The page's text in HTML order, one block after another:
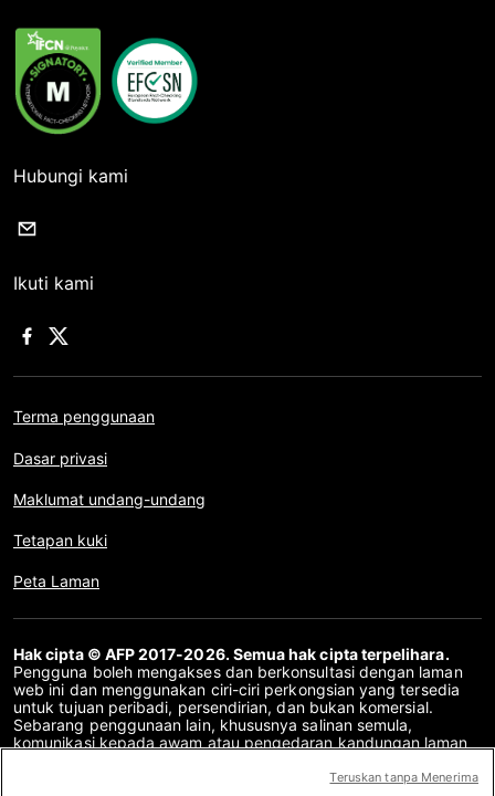
Hubungi kami
Ikuti kami
Terma penggunaan
Dasar privasi
Maklumat undang-undang
Tetapan kuki
Peta Laman
Hak cipta © AFP 2017-2026. Semua hak cipta terpelihara.
Pengguna boleh mengakses dan berkonsultasi dengan laman
web ini dan menggunakan ciri-ciri perkongsian yang tersedia
untuk tujuan peribadi, persendirian, dan bukan komersial.
Sebarang penggunaan lain, khususnya salinan semula,
komunikasi kepada awam atau pengedaran kandungan laman
sebarang tujuan lain dan/atau dengan cara lain, tanpa
Teruskan tanpa Menerima